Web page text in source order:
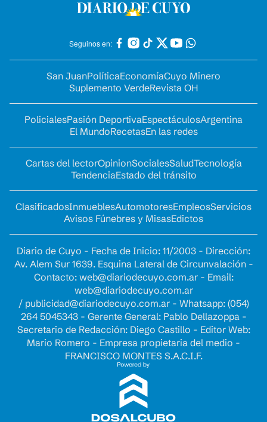
Seguinos en:
San JuanPolíticaEconomíaCuyo Minero
Suplemento VerdeRevista OH
PolicialesPasión DeportivaEspectáculosArgentina
El MundoRecetasEn las redes
Cartas del lectorOpinionSocialesSaludTecnología
TendenciaEstado del tránsito
ClasificadosInmueblesAutomotoresEmpleosServicios
Avisos Fúnebres y MisasEdictos
Diario de Cuyo - Fecha de Inicio: 11/2003 - Dirección:
Av. Alem Sur 1639. Esquina Lateral de Circunvalación -
Contacto: web@diariodecuyo.com.ar- Email:
web@diariodecuyo.com.ar
/ publicidad@diariodecuyo.com.ar- Whatsapp: (054)
264 5045343 - Gerente General: Pablo Dellazoppa -
Secretario de Redacción: Diego Castillo - Editor Web:
Mario Romero - Empresa propietaria del medio -
FRANCISCO MONTES S.A.C.I.F.